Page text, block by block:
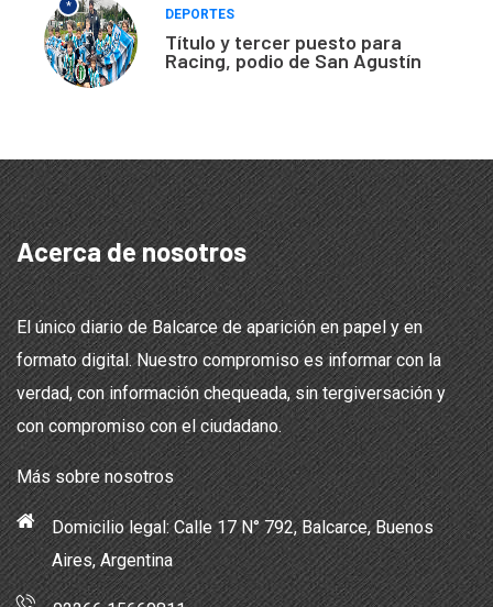
*
DEPORTES
Título y tercer puesto para
Racing, podio de San Agustín
Acerca de nosotros
El único diario de Balcarce de aparición en papel y en
formato digital. Nuestro compromiso es informar con la
verdad, con información chequeada, sin tergiversación y
con compromiso con el ciudadano.
Más sobre nosotros
Domicilio legal: Calle 17 N° 792, Balcarce, Buenos
Aires, Argentina